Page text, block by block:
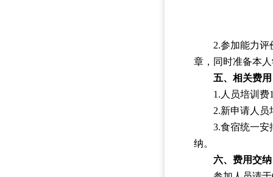
2.参加能力
章，同时准备本
五、相关费用
1.人员培训费
2.新申请人员
3.食宿统一安
纳。
六、费用交纳